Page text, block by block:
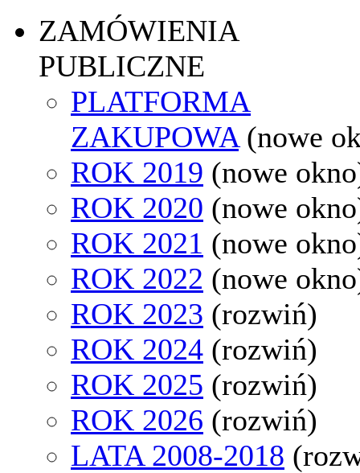
ZAMÓWIENIA
PUBLICZNE
PLATFORMA
ZAKUPOWA (nowe
ROK 2019 (nowe
ROK 2020 (nowe
ROK 2021 (nowe
ROK 2022 (nowe
ROK 2023 (rozwiń)
ROK 2024 (rozwiń)
ROK 2025 (rozwiń)
ROK 2026 (rozwiń)
LATA 2008-2018